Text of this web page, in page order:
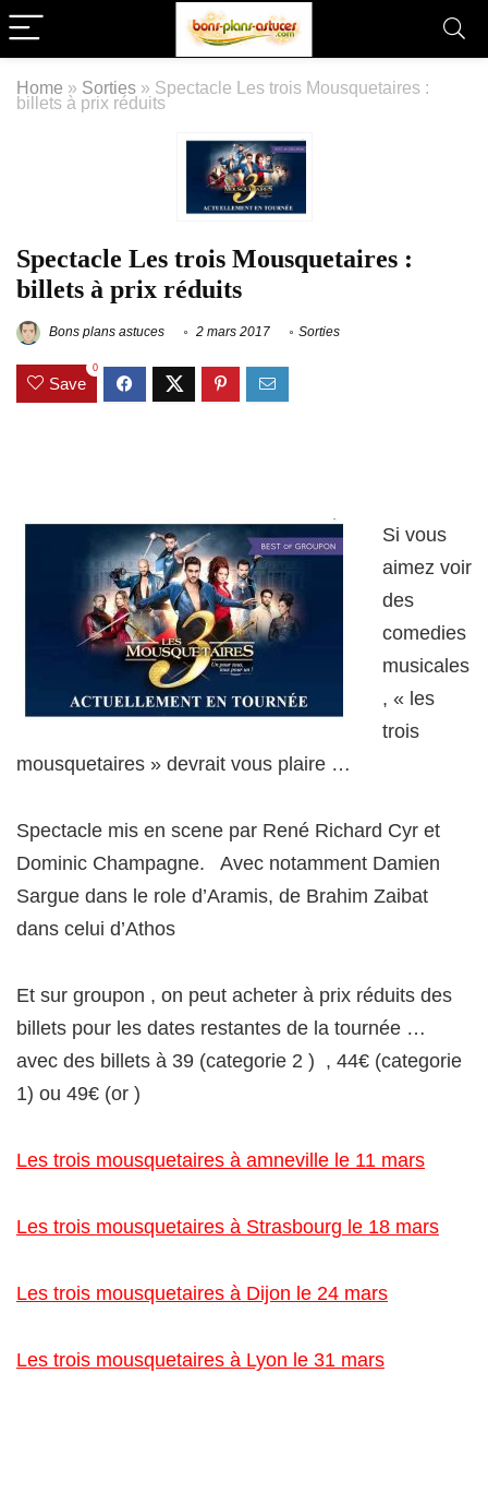
Home » Sorties » Spectacle Les trois Mousquetaires :
billets à prix réduits
Spectacle Les trois Mousquetaires :
billets à prix réduits
Bons plans astuces 2 mars 2017 Sorties
Save
0
Si vous
aimez voir
des
comedies
musicales
, « les
trois
mousquetaires » devrait vous plaire …
Spectacle mis en scene par René Richard Cyr et
Dominic Champagne. Avec notamment Damien
Sargue dans le role d’Aramis, de Brahim Zaibat
dans celui d’Athos
Et sur groupon , on peut acheter à prix réduits des
billets pour les dates restantes de la tournée …
avec des billets à 39 (categorie 2 ) , 44€ (categorie
1) ou 49€ (or )
Les trois mousquetaires à amneville le 11 mars
Les trois mousquetaires à Strasbourg le 18 mars
Les trois mousquetaires à Dijon le 24 mars
Les trois mousquetaires à Lyon le 31 mars